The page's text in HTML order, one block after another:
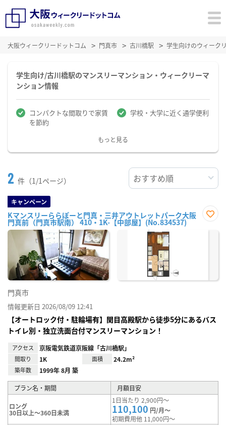
大阪ウィークリードットコム 門真市 古川橋駅 学生向けのウィーク
学生向け/古川橋駅のマンスリーマンション・ウィークリーマ
ンション情報
コンパクトな間取りで家賃
を節約
学校・大学に近く通学便利
もっと見る
2 件（1/1ページ）
キャンペーン
Kマンスリーららぽーと門真・三井アウトレットパーク大阪
門真前（門真市駅南） 410・1K-【中部屋】(No.834537)
に入
門真市
情報更新日 2026/08/09 12:41
【オートロック付・駐輪場有】関目高殿駅から徒歩5分にあるバス
トイレ別・独立洗面台付マンスリーマンション！
アクセス 京阪電気鉄道京阪線「古川橋駅」
間取り 1K 面積 24.2m²
築年数 1999年 8月 築
プラン名・期間 月額目安
ロング
30日以上～360日未満
1日当たり 2,900円～
110,100 円/月～
初期費用他 11,000円～